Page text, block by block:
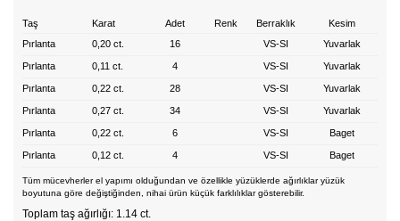
Taş Karat Adet Renk Berraklık
Kesim
Pırlanta
0,20 ct. 16 VS-SI Yuvarlak
Pırlanta 0,11 ct. 4 VS-SI Yuvarlak
Pırlanta 0,22 ct. 28 VS-SI Yuvarlak
Pırlanta 0,27 ct. 34 VS-SI Yuvarlak
Pırlanta 0,22 ct. 6 VS-SI Baget
Pırlanta 0,12 ct. 4 VS-SI Baget
Tüm mücevherler el yapımı olduğundan ve özellikle yüzüklerde ağırlıklar yüzük
boyutuna göre değiştiğinden, nihai ürün küçük farklılıklar gösterebilir.
Toplam taş ağırlığı: 1.14 ct.